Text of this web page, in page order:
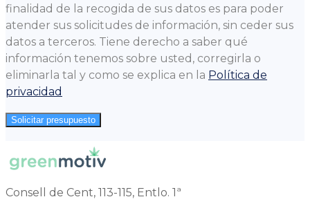
finalidad de la recogida de sus datos es para poder
atender sus solicitudes de información, sin ceder sus
datos a terceros. Tiene derecho a saber qué
información tenemos sobre usted, corregirla o
eliminarla tal y como se explica en la Política de
privacidad
Solicitar presupuesto
Consell de Cent, 113-115, Entlo. 1ª